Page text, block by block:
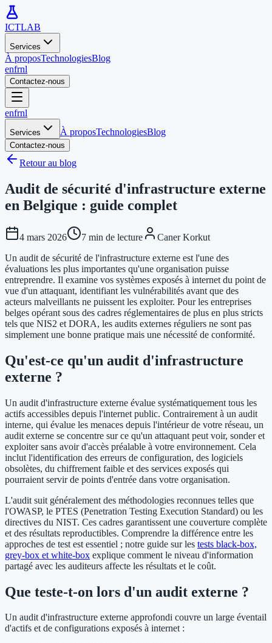
ICTLAB
Services
À proposTechnologiesBlog
enfrnl
Contactez-nous
enfrnl
Services À proposTechnologiesBlog
Contactez-nous
Retour au blog
Audit de sécurité d'infrastructure externe
en Belgique : guide complet
4 mars 2026 7 min de lecture
Caner Korkut
Un audit de sécurité de l'infrastructure externe est l'une des
évaluations les plus importantes qu'une organisation puisse
entreprendre. Il examine vos systèmes exposés à internet du point de
vue d'un attaquant, identifiant les vulnérabilités avant que des
acteurs malveillants ne puissent les exploiter. Pour les entreprises
belges opérant sous des cadres réglementaires de plus en plus stricts
tels que NIS2 et DORA, les audits externes réguliers ne sont pas
simplement une bonne pratique mais une nécessité de conformité.
Qu'est-ce qu'un audit d'infrastructure
externe ?
Un audit d'infrastructure externe évalue systématiquement tous les
actifs accessibles depuis l'internet public. Contrairement à un audit
interne, qui évalue les menaces depuis l'intérieur de votre réseau, un
audit externe se concentre sur ce qu'un attaquant peut voir, sonder et
exploiter sans avoir d'accès préalable à votre environnement. Cela
inclut l'identification des erreurs de configuration, des logiciels
obsolètes, du chiffrement faible et des services exposés qui
pourraient servir de points d'entrée dans votre organisation.
L'audit suit généralement des méthodologies reconnues telles que
l'OWASP, le PTES (Penetration Testing Execution Standard) ou les
directives du NIST. Ces cadres garantissent une couverture complète
et des résultats reproductibles. Comprendre la différence entre les
approches de test est essentiel ; notre guide sur les tests black-box,
grey-box et white-box explique comment le niveau d'information
partagé avec les auditeurs affecte les résultats et le coût.
Que teste-t-on lors d'un audit externe ?
Un audit d'infrastructure externe approfondi couvre un large éventail
d'actifs et de configurations exposés à internet :